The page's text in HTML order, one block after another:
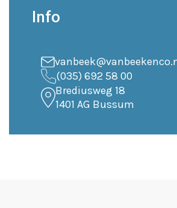
Info
(035) 692 58 00
Brediusweg 18
1401 AG Bussum